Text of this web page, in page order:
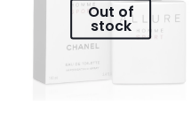
Out of
stock